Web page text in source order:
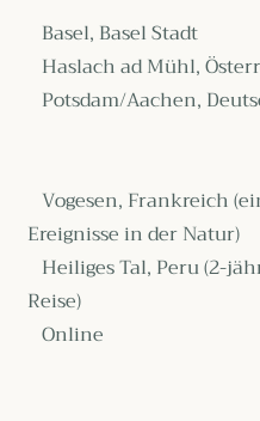
Basel, Basel Stadt
Haslach ad Mühl,
Potsdam/Aachen,
Vogesen, Frankreich
Ereignisse in der Natur)
Heiliges Tal, Peru (2-
Reise)
Online